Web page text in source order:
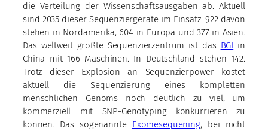
die Verteilung der Wissenschaftsausgaben ab. Aktuell
sind 2035 dieser Sequenziergeräte im Einsatz. 922 davon
stehen in Nordamerika, 604 in Europa und 377 in Asien.
Das weltweit größte Sequenzierzentrum ist das BGI in
China mit 166 Maschinen. In Deutschland stehen 142.
Trotz dieser Explosion an Sequenzierpower kostet
aktuell die Sequenzierung eines kompletten
menschlichen Genoms noch deutlich zu viel, um
kommerziell mit SNP-Genotyping konkurrieren zu
können. Das sogenannte Exomesequening, bei nicht